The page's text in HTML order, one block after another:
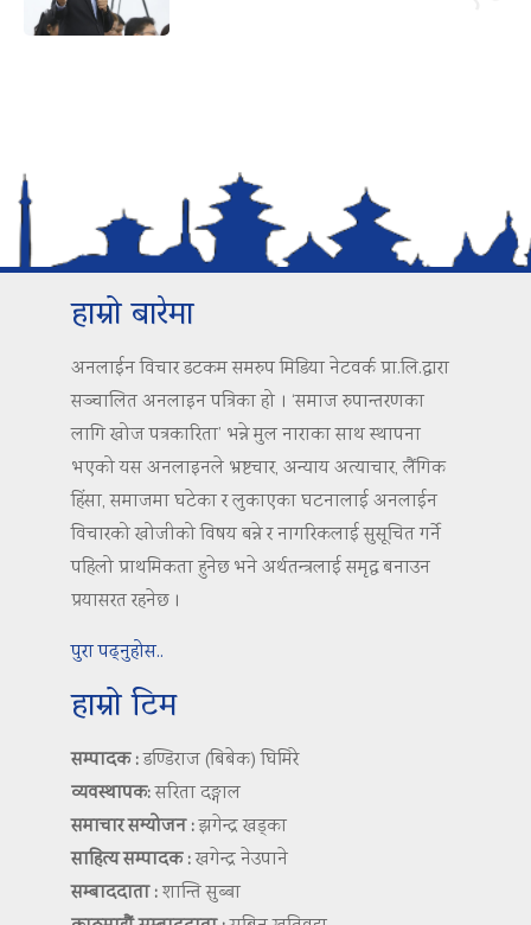
हाम्रो बारेमा
अनलाईन विचार डटकम समरुप मिडिया नेटवर्क प्रा.लि.द्वारा
सञ्चालित अनलाइन पत्रिका हो । ‘समाज रुपान्तरणका
लागि खोज पत्रकारिता’ भन्ने मुल नाराका साथ स्थापना
भएको यस अनलाइनले भ्रष्टचार, अन्याय अत्याचार, लैंगिक
हिंसा, समाजमा घटेका र लुकाएका घटनालाई अनलाईन
विचारको खोजीको विषय बन्ने र नागरिकलाई सुसूचित गर्ने
पहिलो प्राथमिकता हुनेछ भने अर्थतन्त्रलाई समृद्ध बनाउन
प्रयासरत रहनेछ ।
पुरा पढ्नुहोस..
हाम्रो टिम
सम्पादक :डण्डिराज (बिबेक) घिमिरे
व्यवस्थापक:सरिता दङ्गाल
समाचार सम्योजन :झगेन्द्र खड्का
साहित्य सम्पादक :खगेन्द्र नेउपाने
सम्बाददाता :शान्ति सुब्बा